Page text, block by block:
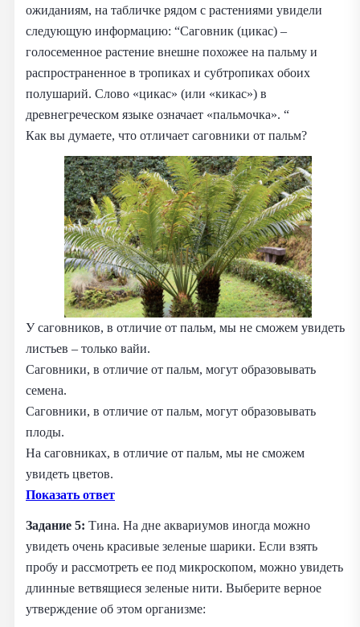
ожиданиям, на табличке рядом с растениями увидели
следующую информацию: “Саговник (цикас) –
голосеменное растение внешне похожее на пальму и
распространенное в тропиках и субтропиках обоих
полушарий. Слово «цикас» (или «кикас») в
древнегреческом языке означает «пальмочка». “
Как вы думаете, что отличает саговники от пальм?
У саговников, в отличие от пальм, мы не сможем увидеть
листьев – только вайи.
Саговники, в отличие от пальм, могут образовывать
семена.
Саговники, в отличие от пальм, могут образовывать
плоды.
На саговниках, в отличие от пальм, мы не сможем
увидеть цветов.
Показать ответ
Задание 5: Тина. На дне аквариумов иногда можно
увидеть очень красивые зеленые шарики. Если взять
пробу и рассмотреть ее под микроскопом, можно увидеть
длинные ветвящиеся зеленые нити. Выберите верное
утверждение об этом организме: